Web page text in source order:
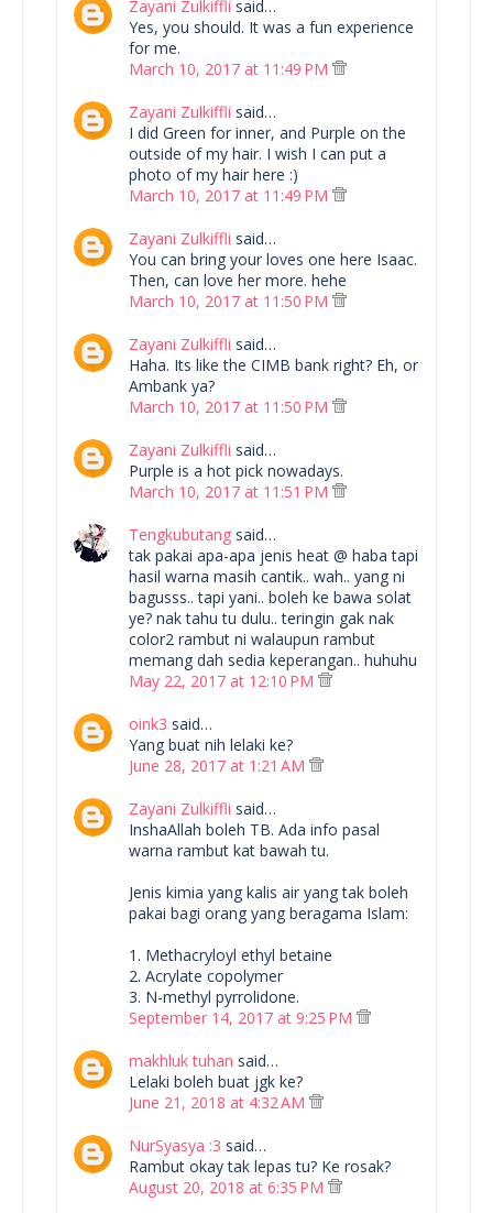
Zayani Zulkiffli said…
Yes, you should. It was a fun experience
for me.
March 10, 2017 at 11:49 PM
Zayani Zulkiffli said…
I did Green for inner, and Purple on the
outside of my hair. I wish I can put a
photo of my hair here :)
March 10, 2017 at 11:49 PM
Zayani Zulkiffli said…
You can bring your loves one here Isaac.
Then, can love her more. hehe
March 10, 2017 at 11:50 PM
Zayani Zulkiffli said…
Haha. Its like the CIMB bank right? Eh, or
Ambank ya?
March 10, 2017 at 11:50 PM
Zayani Zulkiffli said…
Purple is a hot pick nowadays.
March 10, 2017 at 11:51 PM
Tengkubutang said…
tak pakai apa-apa jenis heat @ haba tapi
hasil warna masih cantik.. wah.. yang ni
bagusss.. tapi yani.. boleh ke bawa solat
ye? nak tahu tu dulu.. teringin gak nak
color2 rambut ni walaupun rambut
memang dah sedia keperangan.. huhuhu
May 22, 2017 at 12:10 PM
oink3 said…
Yang buat nih lelaki ke?
June 28, 2017 at 1:21 AM
Zayani Zulkiffli said…
InshaAllah boleh TB. Ada info pasal
warna rambut kat bawah tu.
Jenis kimia yang kalis air yang tak boleh
pakai bagi orang yang beragama Islam:
1. Methacryloyl ethyl betaine
2. Acrylate copolymer
3. N-methyl pyrrolidone.
September 14, 2017 at 9:25 PM
makhluk tuhan said…
Lelaki boleh buat jgk ke?
June 21, 2018 at 4:32 AM
NurSyasya :3 said…
Rambut okay tak lepas tu? Ke rosak?
August 20, 2018 at 6:35 PM